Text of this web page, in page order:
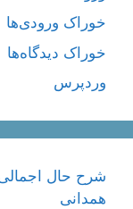
خوراک ورودی‌ها
خوراک دیدگاه‌ها
وردپرس
شرح حال
همدانی